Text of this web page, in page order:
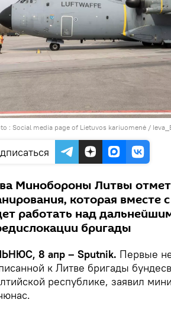
: Social media page of Lietuvos kariuomenė /
Минобороны Литвы
которая вместе
работать над
бригады
8 апр – Sputnik. Первые
к Литве бригады
республике, заявил